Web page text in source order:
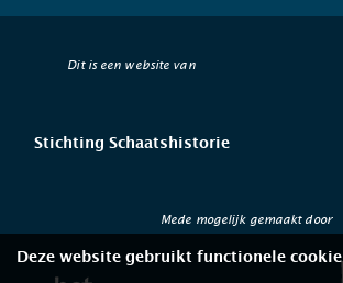
Dit is een website van
Stichting Schaatshistorie
Mede mogelijk gemaakt door
Deze website gebruikt functionele